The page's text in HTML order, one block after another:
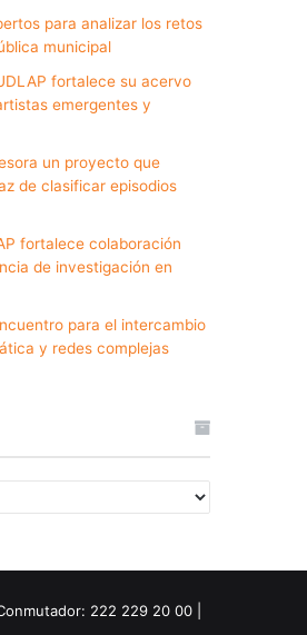
para analizar los retos
municipal
fortalece su acervo
emergentes y
un proyecto que
de clasificar episodios
fortalece colaboración
de investigación en
para el intercambio
y redes complejas
222 229 20 00 |